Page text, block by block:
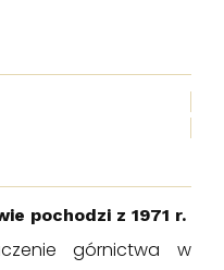
pochodzi z 1971 r.
górnictwa w